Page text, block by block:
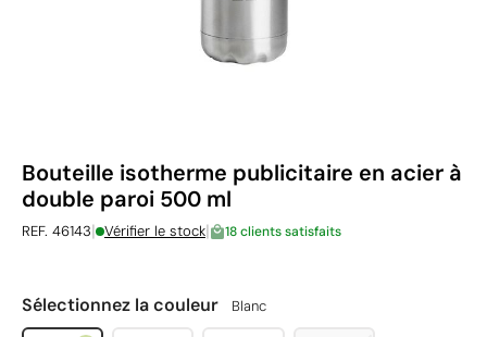
Bouteille isotherme publicitaire en acier à
double paroi 500 ml
REF. 46143| Vérifier le stock| 18 clients satisfaits
Sélectionnez la couleur Blanc